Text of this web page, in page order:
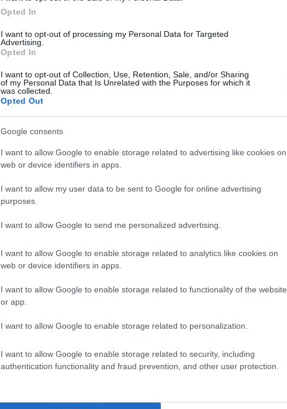
Opted In
I want to opt-out of processing my Personal Data for Targeted
Advertising.
Opted In
I want to opt-out of Collection, Use, Retention, Sale, and/or Sharing
of my Personal Data that Is Unrelated with the Purposes for which it
was collected.
Opted Out
Google consents
I want to allow Google to enable storage related to advertising like cookies on
web or device identifiers in apps.
I want to allow my user data to be sent to Google for online advertising
purposes.
I want to allow Google to send me personalized advertising.
I want to allow Google to enable storage related to analytics like cookies on
web or device identifiers in apps.
I want to allow Google to enable storage related to functionality of the website
or app.
I want to allow Google to enable storage related to personalization.
I want to allow Google to enable storage related to security, including
authentication functionality and fraud prevention, and other user protection.